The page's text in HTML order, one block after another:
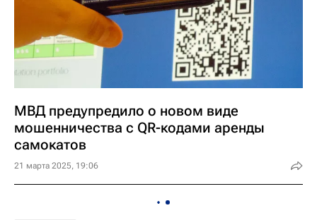
МВД предупредило о новом виде
мошенничества с QR-кодами аренды
самокатов
21 марта 2025, 19:06